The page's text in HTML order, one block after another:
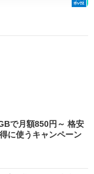
で月額850円～ 格安
に使うキャンペーン